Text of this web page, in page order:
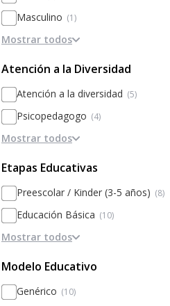
Masculino (1)
Femenino (1)
Diferenciado por sexos
Mostrar todos
Atención a la Diversidad
Atención a la diversidad (5)
Psicopedagogo (4)
Discapacidad motora
Mostrar todos
Etapas Educativas
Preescolar / Kinder (3-5 años) (8)
Educación Básica (10)
Educación Media
Mostrar todos
Modelo Educativo
Genérico (10)